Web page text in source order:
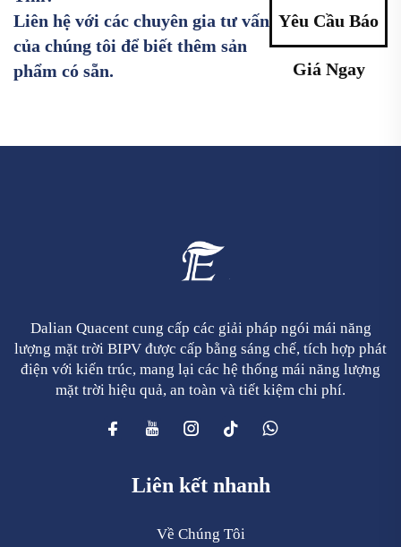
Liên hệ với các chuyên gia tư vấn
của chúng tôi để biết thêm sản
phẩm có sẵn.
Yêu Cầu Báo
Giá Ngay
Dalian Quacent cung cấp các giải pháp ngói mái năng
lượng mặt trời BIPV được cấp bằng sáng chế, tích hợp phát
điện với kiến trúc, mang lại các hệ thống mái năng lượng
mặt trời hiệu quả, an toàn và tiết kiệm chi phí.
Liên kết nhanh
Về Chúng Tôi